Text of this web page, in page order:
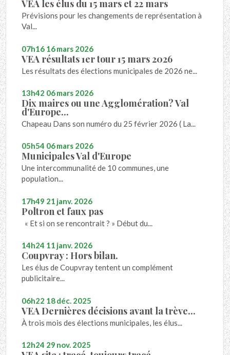
VEA les élus du 15 mars et 22 mars
Prévisions pour les changements de représentation à
Val...
07h16 16mars 2026
VEA résultats 1er tour 15 mars 2026
Les résultats des élections municipales de 2026 ne...
13h42 06mars 2026
Dix maires ou une Agglomération? Val
d'Europe...
Chapeau Dans son numéro du 25 février 2026 ( La...
05h54 06mars 2026
Municipales Val d'Europe
Une intercommunalité de 10 communes, une
population...
17h49 21 janv. 2026
Poltron et faux pas
« Et si on se rencontrait ? » Début du...
14h24 11 janv. 2026
Coupvray : Hors bilan.
Les élus de Coupvray tentent un complément
publicitaire...
06h22 18déc. 2025
VEA Dernières décisions avant la trève...
À trois mois des élections municipales, les élus...
12h24 29 nov. 2025